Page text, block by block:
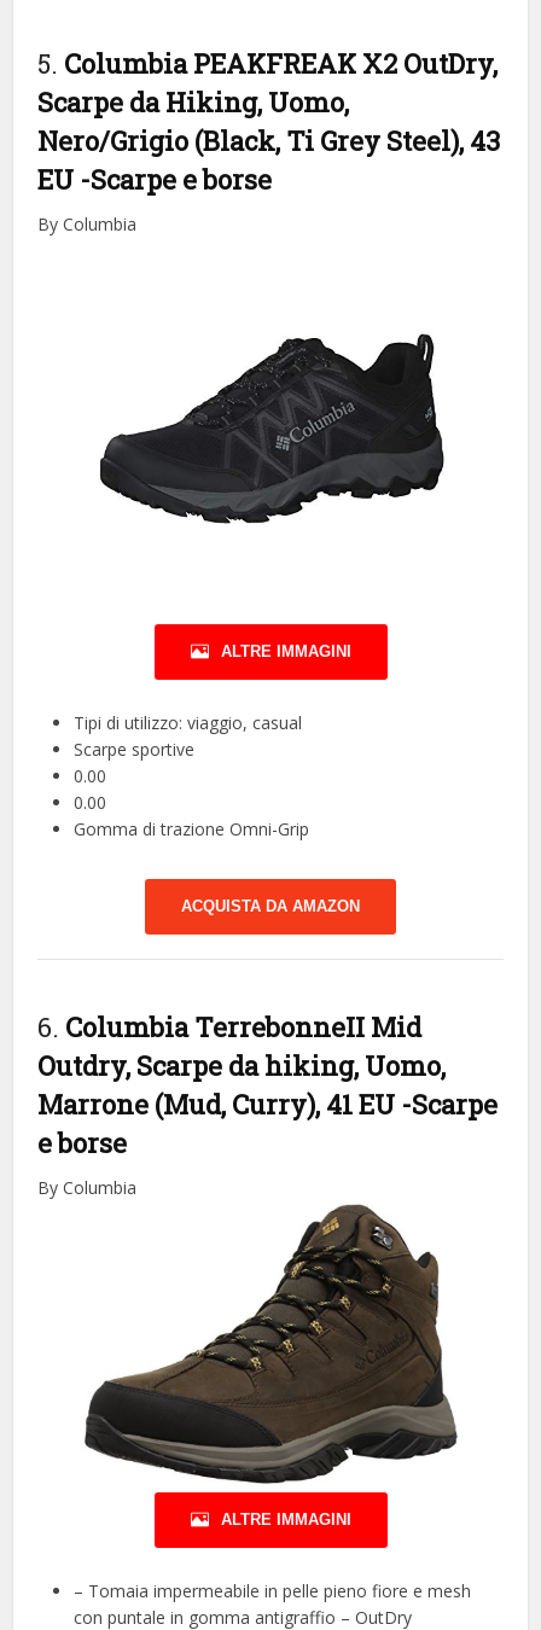
5. Columbia PEAKFREAK X2 OutDry,
Scarpe da Hiking, Uomo,
Nero/Grigio (Black, Ti Grey Steel), 43
EU -Scarpe e borse
By Columbia
ALTRE IMMAGINI
Tipi di utilizzo: viaggio, casual
Scarpe sportive
0.00
0.00
Gomma di trazione Omni-Grip
ACQUISTA DA AMAZON
6. Columbia TerrebonneII Mid
Outdry, Scarpe da hiking, Uomo,
Marrone (Mud, Curry), 41 EU -Scarpe
e borse
By Columbia
ALTRE IMMAGINI
– Tomaia impermeabile in pelle pieno fiore e mesh
con puntale in gomma antigraffio – OutDry